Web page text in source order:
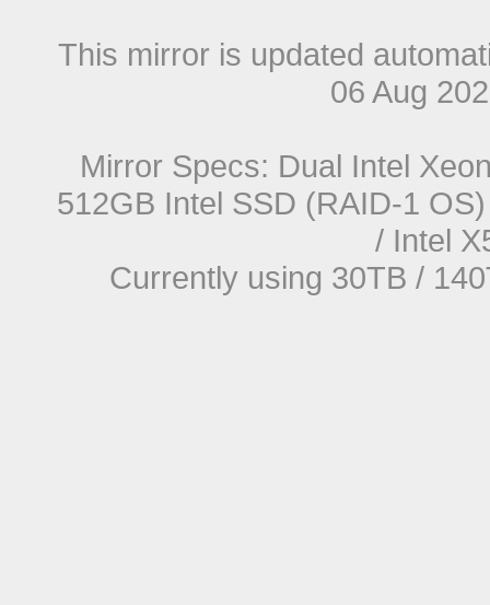
This mirror is updated
06 Aug
Mirror Specs: Dual Intel
512GB Intel SSD (RAID-1
/ Intel
Currently using 30TB /